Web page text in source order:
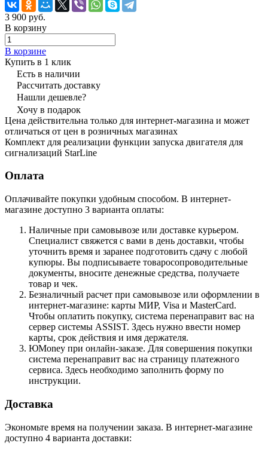
3 900 руб.
В корзину
В корзине
Купить в 1 клик
Есть в наличии
Рассчитать доставку
Нашли дешевле?
Хочу в подарок
Цена действительна только для интернет-магазина и может
отличаться от цен в розничных магазинах
Комплект для реализации функции запуска двигателя для
сигнализаций StarLine
Оплата
Оплачивайте покупки удобным способом. В интернет-
магазине доступно 3 варианта оплаты:
Наличные при самовывозе или доставке курьером.
Специалист свяжется с вами в день доставки, чтобы
уточнить время и заранее подготовить сдачу с любой
купюры. Вы подписываете товаросопроводительные
документы, вносите денежные средства, получаете
товар и чек.
Безналичный расчет при самовывозе или оформлении в
интернет-магазине: карты МИР, Visa и MasterCard.
Чтобы оплатить покупку, система перенаправит вас на
сервер системы ASSIST. Здесь нужно ввести номер
карты, срок действия и имя держателя.
ЮMoney при онлайн-заказе. Для совершения покупки
система перенаправит вас на страницу платежного
сервиса. Здесь необходимо заполнить форму по
инструкции.
Доставка
Экономьте время на получении заказа. В интернет-магазине
доступно 4 варианта доставки: